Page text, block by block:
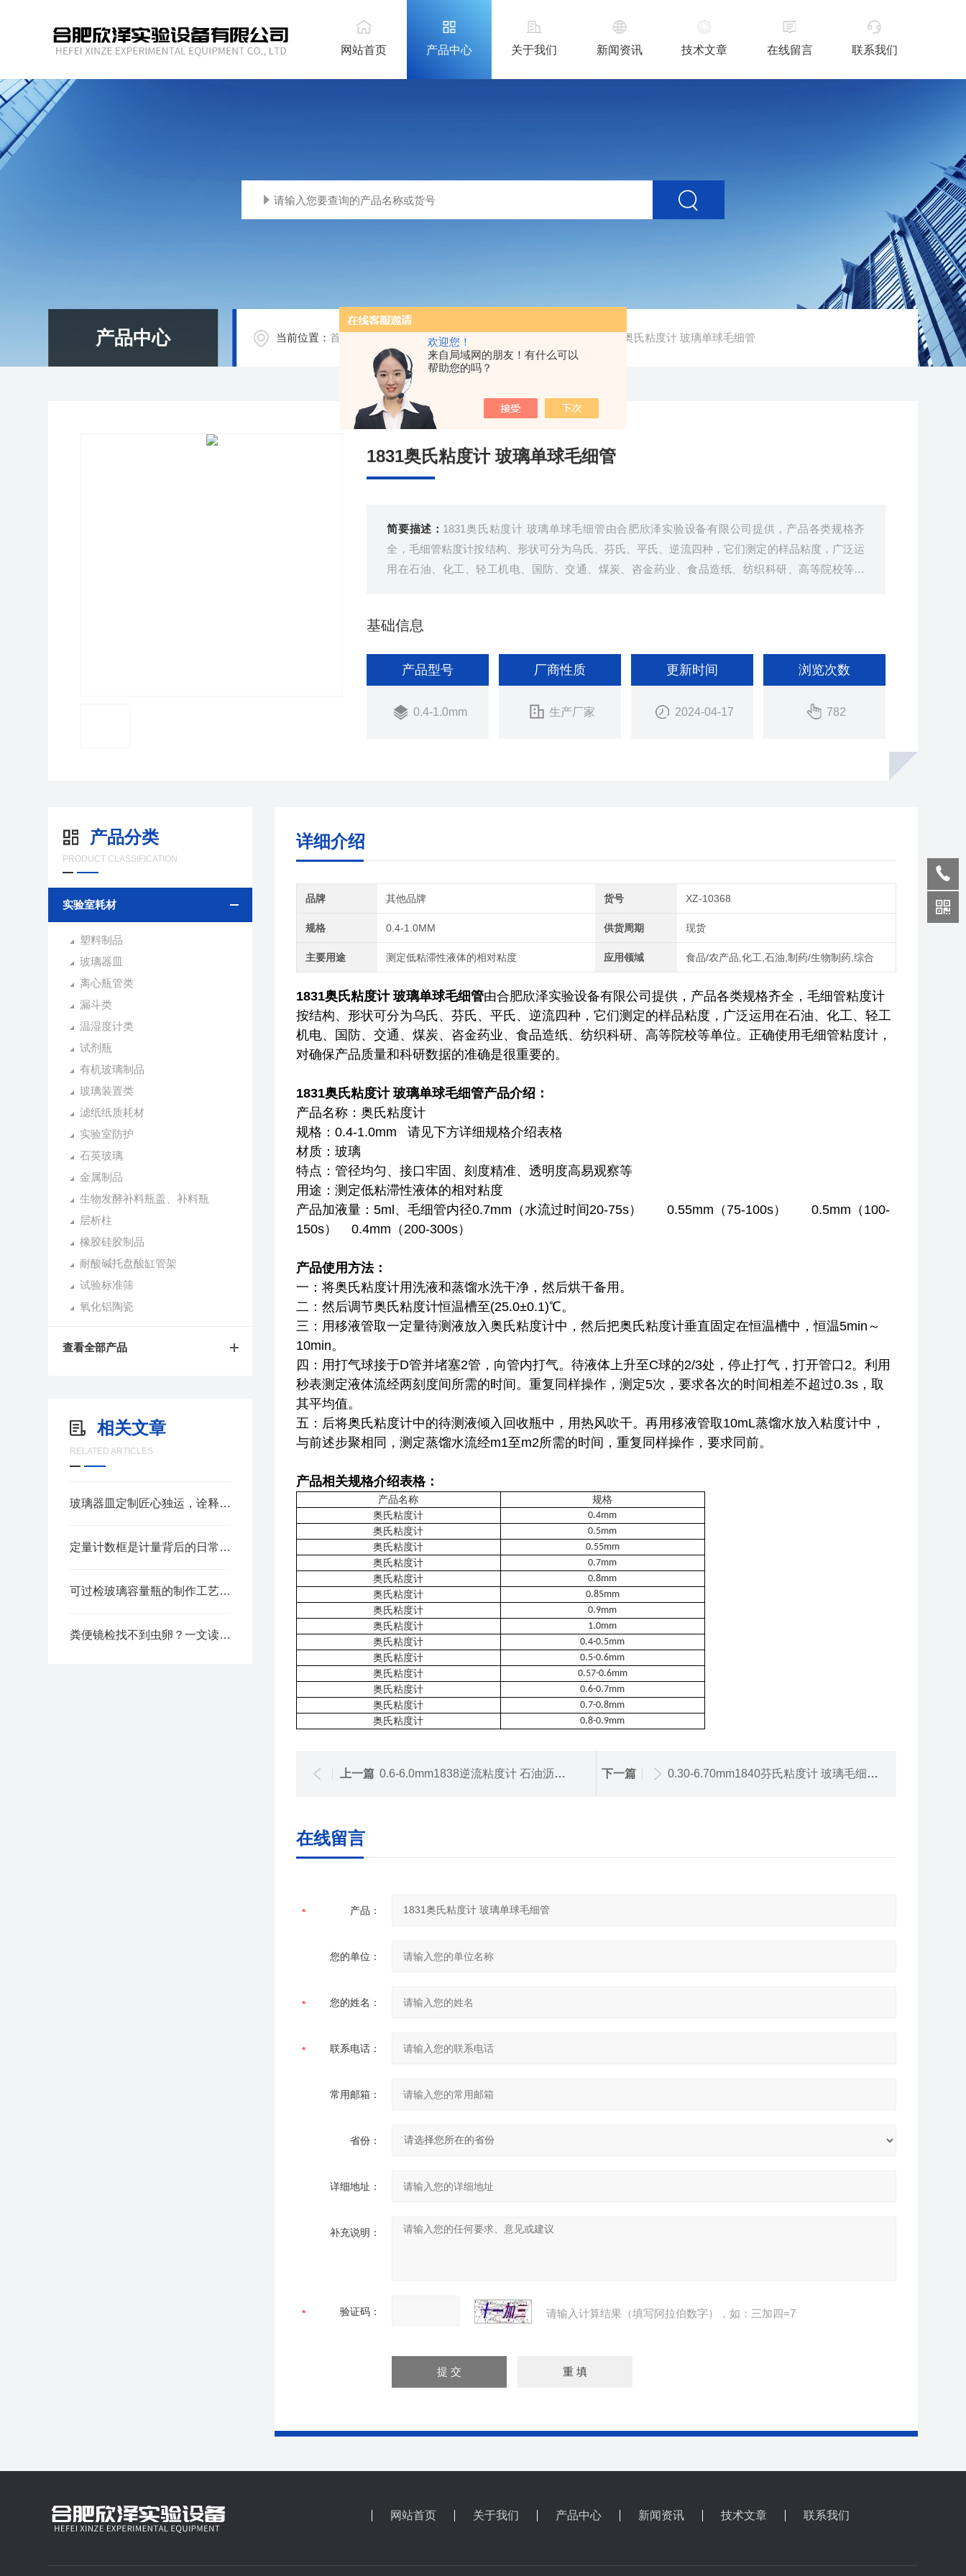
欢迎您！
来自局域网的朋友！有什么可以
帮助您的吗？
网站首页 产品中心 关于我们 新闻资讯 技术文章 在线留言 联系我们
产品中心 当前位置：首页 实验室耗材 / 0.4-1.0mm1831奥氏粘度计 玻璃单球毛细管
1831奥氏粘度计 玻璃单球毛细管
简要描述： 1831奥氏粘度计 玻璃单球毛细管由合肥欣泽实验设备有限公司提供，产品各类规格齐
全，毛细管粘度计按结构、形状可分为乌氏、芬氏、平氏、逆流四种，它们测定的样品粘度，广泛运
用在石油、化工、轻工机电、国防、交通、煤炭、咨金药业、食品造纸、纺织科研、高等院校等单
基础信息
产品型号
0.4-1.0mm
厂商性质
生产厂家
更新时间
2024-04-17
浏览次数
782
产品分类
PRODUCT CLASSIFICATION
实验室耗材
塑料制品
玻璃器皿
离心瓶管类
漏斗类
温湿度计类
试剂瓶
有机玻璃制品
玻璃装置类
滤纸纸质耗材
实验室防护
石英玻璃
金属制品
生物发酵补料瓶盖、补料瓶
层析柱
橡胶硅胶制品
耐酸碱托盘酸缸管架
试验标准筛
氧化铝陶瓷
查看全部产品
相关文章
RELATED ARTICLES
玻璃器皿定制匠心独运，诠释生活美学
定量计数框是计量背后的日常守护者
可过检玻璃容量瓶的制作工艺与校准方法
粪便镜检找不到虫卵？一文读懂蛔虫卵检测分析
详细介绍
品牌 其他品牌 货号 XZ-10368
规格 0.4-1.0MM 供货周期 现货
主要用途 测定低粘滞性液体的相对粘度 应用领域 食品/农产品,化工,石油,制药/生物制药,综合
1831奥氏粘度计 玻璃单球毛细管由合肥欣泽实验设备有限公司提供，产品各类规格齐全，毛细管粘度计
按结构、形状可分为乌氏、芬氏、平氏、逆流四种，它们测定的样品粘度，广泛运用在石油、化工、轻工
机电、国防、交通、煤炭、咨金药业、食品造纸、纺织科研、高等院校等单位。正确使用毛细管粘度计，
对确保产品质量和科研数据的准确是很重要的。
1831奥氏粘度计 玻璃单球毛细管产品介绍：
产品名称：奥氏粘度计
规格：0.4-1.0mm 请见下方详细规格介绍表格
材质：玻璃
特点：管径均匀、接口牢固、刻度精准、透明度高易观察等
用途：测定低粘滞性液体的相对粘度
产品加液量：5ml、毛细管内径0.7mm（水流过时间20-75s） 0.55mm（75-100s） 0.5mm（100-
150s） 0.4mm（200-300s）
产品使用方法：
一：将奥氏粘度计用洗液和蒸馏水洗干净，然后烘干备用。
二：然后调节奥氏粘度计恒温槽至(25.0±0.1)℃。
三：用移液管取一定量待测液放入奥氏粘度计中，然后把奥氏粘度计垂直固定在恒温槽中，恒温5min～
10min。
四：用打气球接于D管并堵塞2管，向管内打气。待液体上升至C球的2/3处，停止打气，打开管口2。利用
秒表测定液体流经两刻度间所需的时间。重复同样操作，测定5次，要求各次的时间相差不超过0.3s，取
其平均值。
五：后将奥氏粘度计中的待测液倾入回收瓶中，用热风吹干。再用移液管取10mL蒸馏水放入粘度计中，
与前述步聚相同，测定蒸馏水流经m1至m2所需的时间，重复同样操作，要求同前。
产品相关规格介绍表格：
产品名称
规格
奥氏粘度计
0.4mm
奥氏粘度计
0.5mm
奥氏粘度计
0.55mm
奥氏粘度计
0.7mm
奥氏粘度计
0.8mm
奥氏粘度计
0.85mm
奥氏粘度计
0.9mm
奥氏粘度计
1.0mm
奥氏粘度计
0.4-0.5mm
奥氏粘度计
0.5-0.6mm
奥氏粘度计
0.57-0.6mm
奥氏粘度计
0.6-0.7mm
奥氏粘度计
0.7-0.8mm
奥氏粘度计
0.8-0.9mm
上一篇 0.6-6.0mm1838逆流粘度计 石油沥青玻璃毛细管 下一篇 0.30-6.70mm1840芬氏粘度计 玻璃毛细管 坎农芬斯克
在线留言
产品：
您的单位：
您的姓名：
联系电话：
常用邮箱：
省份：
详细地址：
补充说明：
验证码： 请输入计算结果（填写阿拉伯数字），如：三加四=7
网站首页 关于我们 产品中心 新闻资讯 技术文章 联系我们